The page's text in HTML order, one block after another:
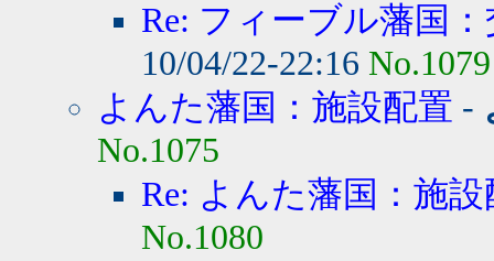
Re: フィーブル藩国
10/04/22-22:16 No.1079
よんた藩国：施設配置 -
No.1075
Re: よんた藩国：施設
No.1080